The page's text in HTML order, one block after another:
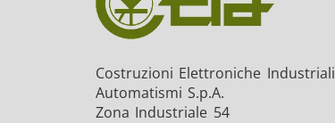
Costruzioni Elettroniche Industriali
Automatismi S.p.A.
Zona Industriale 54